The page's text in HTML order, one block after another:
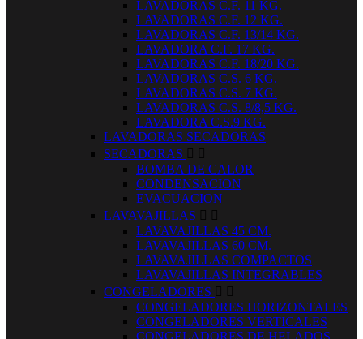
LAVADORAS C.F. 11 KG.
LAVADORAS C.F. 12 KG.
LAVADORAS C.F. 13/14 KG.
LAVADORA C.F. 17 KG.
LAVADORAS C.F. 18/20 KG.
LAVADORAS C.S. 6 KG.
LAVADORAS C.S. 7 KG.
LAVADORAS C.S. 8/8,5 KG.
LAVADORA C.S.9 KG.
LAVADORAS SECADORAS
SECADORAS  
BOMBA DE CALOR
CONDENSACION
EVACUACION
LAVAVAJILLAS  
LAVAVAJILLAS 45 CM.
LAVAVAJILLAS 60 CM.
LAVAVAJILLAS COMPACTOS
LAVAVAJILLAS INTEGRABLES
CONGELADORES  
CONGELADORES HORIZONTALES
CONGELADORES VERTICALES
CONGELADORES DE HELADOS